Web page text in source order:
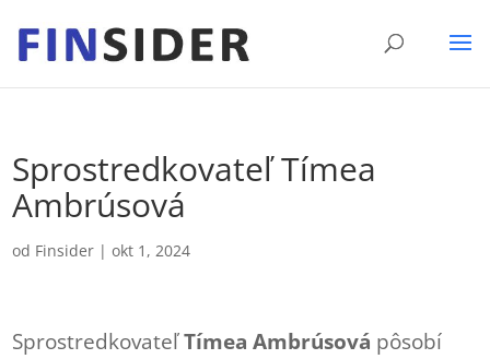
Sprostredkovateľ Tímea
Ambrúsová
od Finsider |okt 1, 2024
SprostredkovateľTímea Ambrúsová pôsobí